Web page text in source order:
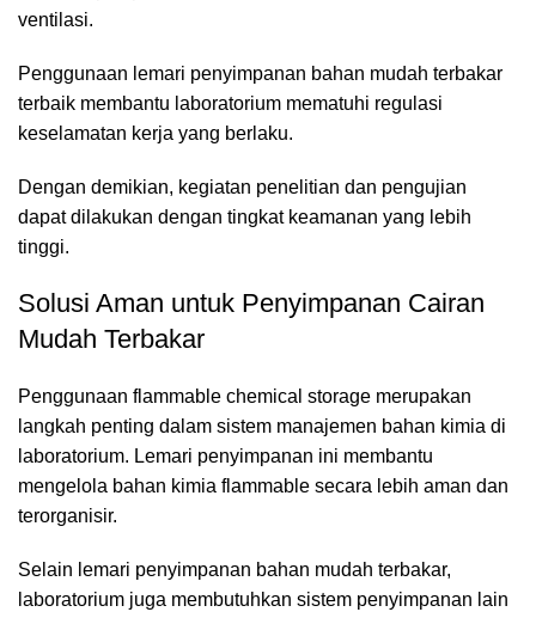
ventilasi.
Penggunaan lemari penyimpanan bahan mudah terbakar
terbaik membantu laboratorium mematuhi regulasi
keselamatan kerja yang berlaku.
Dengan demikian, kegiatan penelitian dan pengujian
dapat dilakukan dengan tingkat keamanan yang lebih
tinggi.
Solusi Aman untuk Penyimpanan Cairan
Mudah Terbakar
Penggunaan flammable chemical storage merupakan
langkah penting dalam sistem manajemen bahan kimia di
laboratorium. Lemari penyimpanan ini membantu
mengelola bahan kimia flammable secara lebih aman dan
terorganisir.
Selain lemari penyimpanan bahan mudah terbakar,
laboratorium juga membutuhkan sistem penyimpanan lain